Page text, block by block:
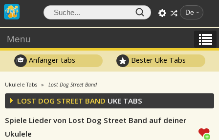
De
Menu
Anfänger tabs Bester Uke Tabs
Ukulele Tabs Lost Dog Street Band
LOST DOG STREET BAND UKE TABS
Spiele Lieder von Lost Dog Street Band auf deiner
Ukulele